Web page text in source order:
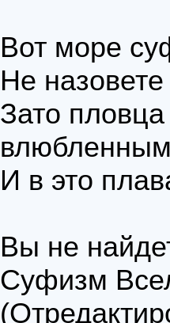
Вот море
Не
Зато
И в это
Вы не
Суфизм